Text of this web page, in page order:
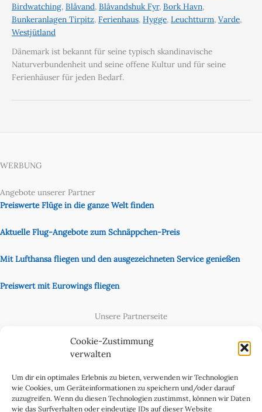
Cookie-Zustimmung
verwalten
Um dir ein optimales Erlebnis zu bieten, verwenden wir Technologien
wie Cookies, um Geräteinformationen zu speichern und/oder darauf
zuzugreifen. Wenn du diesen Technologien zustimmst, können wir Daten
wie das Surfverhalten oder eindeutige IDs auf dieser Website
Birdwatching, Blåvand, Blåvandshuk Fyr, Bork Havn,
Bunkeranlagen Tirpitz, Ferienhaus, Hygge, Leuchtturm, Varde,
Westjütland
Dänemark ist bekannt für seine typisch skandinavische
Naturverbundenheit und seine offene Kultur und für seine
Ferienhäuser für jeden Bedarf.
WERBUNG
Angebote unserer Partner
Preiswerte Flüge in die ganze Welt finden
Aktuelle Flug-Angebote zum Schnäppchen-Preis
Mit Lufthansa fliegen und den ausgezeichneten Service genießen
Preiswert mit Eurowings fliegen
Unsere Partnerseite